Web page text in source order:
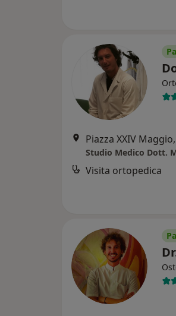
Studio Medico Dott.
Visita ortopedica